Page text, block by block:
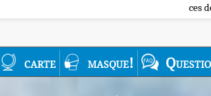
ces
carte masque!